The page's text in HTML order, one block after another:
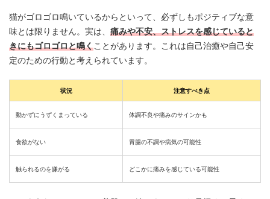
猫がゴロゴロ鳴いているからといって、必ずしもポジティブな意
味とは限りません。実は、 痛みや不安、ストレスを感じていると
きにもゴロゴロと鳴くことがあります。これは自己治癒や自己安
定のための行動と考えられています。
状況 注意すべき点
動かずにうずくまっている 体調不良や痛みのサインかも
食欲がない 胃腸の不調や病気の可能性
触られるのを嫌がる どこかに痛みを感じている可能性